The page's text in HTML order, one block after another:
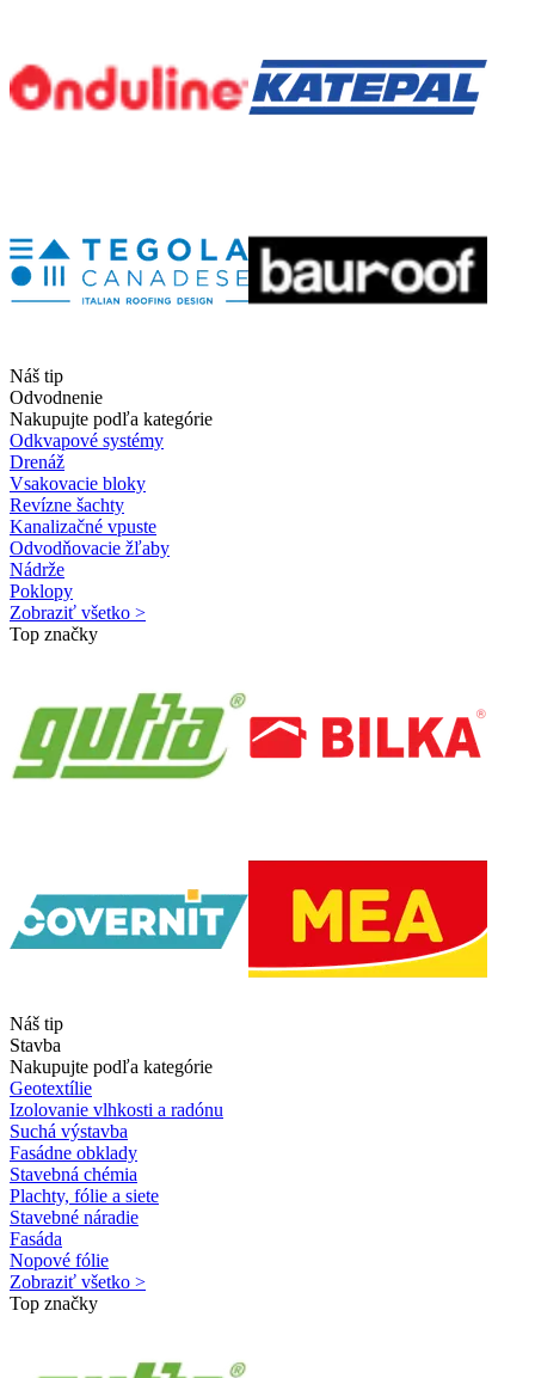
Náš tip
Odvodnenie
Nakupujte podľa kategórie
Odkvapové systémy
Drenáž
Vsakovacie bloky
Revízne šachty
Kanalizačné vpuste
Odvodňovacie žľaby
Nádrže
Poklopy
Zobraziť všetko >
Top značky
Náš tip
Stavba
Nakupujte podľa kategórie
Geotextílie
Izolovanie vlhkosti a radónu
Suchá výstavba
Fasádne obklady
Stavebná chémia
Plachty, fólie a siete
Stavebné náradie
Fasáda
Nopové fólie
Zobraziť všetko >
Top značky